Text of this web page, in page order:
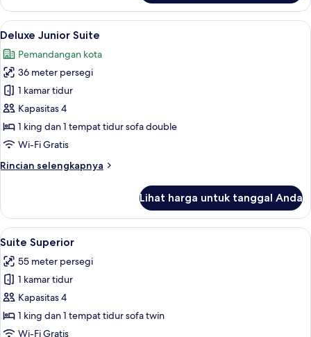
Kamar
Double
atau
Deluks
Lihat
semua
foto
untuk
Deluxe
Junior
Suite
Deluxe Junior Suite | Brankas,
4
Deluxe Junior Suite
Pemandangan kota
36 meter persegi
1 kamar tidur
Kapasitas 4
1 king dan 1 tempat tidur sofa double
Wi-Fi Gratis
Rincian selengkapnya
Rincian
Deluxe
Junior
Suite
Lihat harga untuk tanggal Anda
Lihat
semua
foto
untuk
Suite
Superior
Suite Superior | Brankas, ruang
4
Suite Superior
55 meter persegi
1 kamar tidur
Kapasitas 4
1 king dan 1 tempat tidur sofa twin
Wi-Fi Gratis